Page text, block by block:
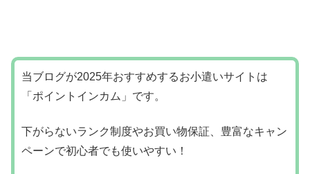
当ブログが2025年おすすめするお小遣いサイトは
「ポイントインカム」です。
下がらないランク制度やお買い物保証、豊富なキャン
ペーンで初心者でも使いやすい！